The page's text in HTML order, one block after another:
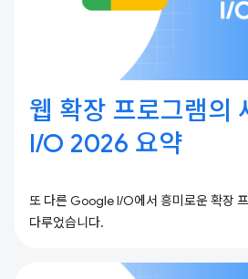
웹 확장 프로그램의
I / O 2026 요약
또 다른 Google I/O에서 흥미로운 확장
다루었습니다.